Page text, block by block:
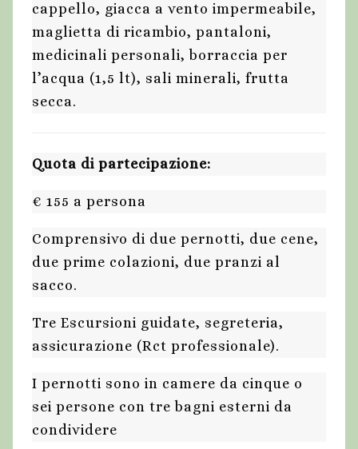
cappello, giacca a vento impermeabile,
maglietta di ricambio, pantaloni,
medicinali personali, borraccia per
l’acqua (1,5 lt), sali minerali, frutta
secca.
Quota di partecipazione:
€ 155 a persona
Comprensivo di due pernotti, due cene,
due prime colazioni, due pranzi al
sacco.
Tre Escursioni guidate, segreteria,
assicurazione (Rct professionale).
I pernotti sono in camere da cinque o
sei persone con tre bagni esterni da
condividere